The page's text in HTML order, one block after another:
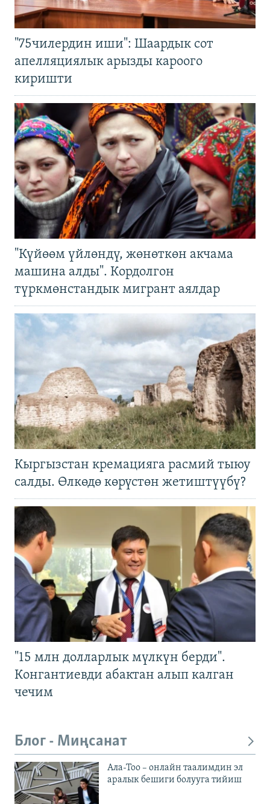
"75чилердин иши": Шаардык сот
апелляциялык арызды кароого
киришти
"Күйөөм үйлөндү, жөнөткөн акчама
машина алды". Кордолгон
түркмөнстандык мигрант аялдар
Кыргызстан кремацияга расмий тыюу
салды. Өлкөдө көрүстөн жетиштүүбү?
"15 млн долларлык мүлкүн берди".
Конгантиевди абактан алып калган
чечим
Блог - Миңсанат
Ала-Тоо – онлайн таалимдин эл
аралык бешиги болууга тийиш